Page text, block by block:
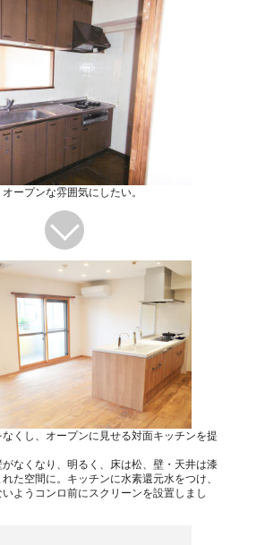
ープンな雰囲気にしたい。
くし、オープンに見せる対面キッチンを提
なくなり、明るく、床は松、壁・天井は漆
た空間に。キッチンに水素還元水をつけ、
ようコンロ前にスクリーンを設置しまし